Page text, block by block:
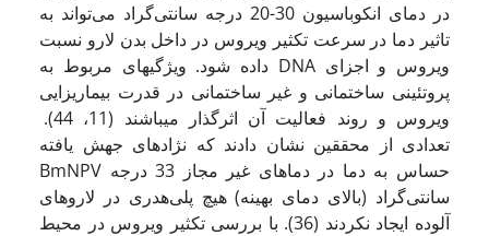
در دمای انکوباسیون 30-20 درجه سانتی‌گراد می‌تواند به
تاثیر دما در سرعت تکثیر ویروس در داخل بدن لارو نسبت
داده شود. ویژگیهای مربوط به DNA ویروس و اجزای
پروتئینی ساختمانی و غیر ساختمانی در قدرت بیماریزایی
ویروس و روند فعالیت آن اثرگذار می­باشند (11، 44).
تعدادی از محققین نشان دادند که نژادهای جهش یافته
BmNPV حساس به دما در دماهای غیر مجاز 33 درجه
سانتی‌گراد (بالای دمای بهینه) هیچ پلی‌هدری در لاروهای
آلوده ایجاد نکردند (36). با بررسی تکثیر ویروس در محیط